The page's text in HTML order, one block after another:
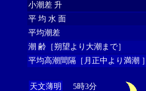
小潮差 升
平 均 水 面
平均潮差
潮 齢［朔望より大潮まで］
平均高潮間隔［月正中より満潮 ］
天文薄明
5時3分